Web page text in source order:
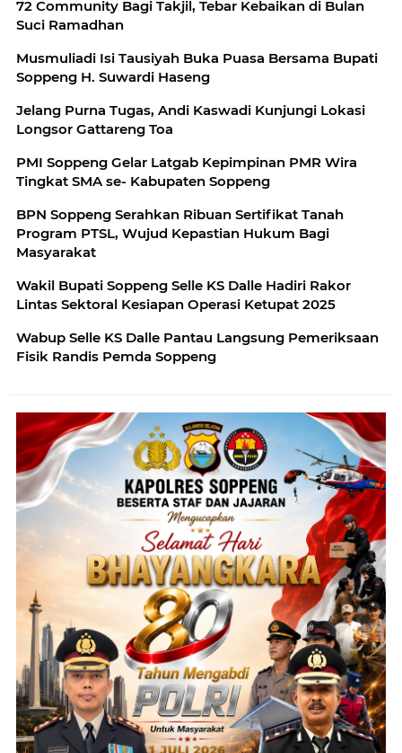
72 Community Bagi Takjil, Tebar Kebaikan di Bulan
Suci Ramadhan
Musmuliadi Isi Tausiyah Buka Puasa Bersama Bupati
Soppeng H. Suwardi Haseng
Jelang Purna Tugas, Andi Kaswadi Kunjungi Lokasi
Longsor Gattareng Toa
PMI Soppeng Gelar Latgab Kepimpinan PMR Wira
Tingkat SMA se- Kabupaten Soppeng
BPN Soppeng Serahkan Ribuan Sertifikat Tanah
Program PTSL, Wujud Kepastian Hukum Bagi
Masyarakat
Wakil Bupati Soppeng Selle KS Dalle Hadiri Rakor
Lintas Sektoral Kesiapan Operasi Ketupat 2025
Wabup Selle KS Dalle Pantau Langsung Pemeriksaan
Fisik Randis Pemda Soppeng